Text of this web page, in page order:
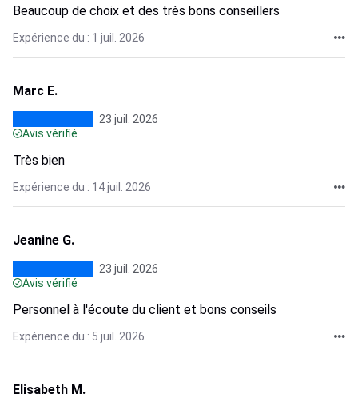
Beaucoup de choix et des très bons conseillers
Expérience du : 1 juil. 2026
Marc E.
23 juil. 2026
Avis vérifié
Très bien
Expérience du : 14 juil. 2026
Jeanine G.
23 juil. 2026
Avis vérifié
Personnel à l'écoute du client et bons conseils
Expérience du : 5 juil. 2026
Elisabeth M.